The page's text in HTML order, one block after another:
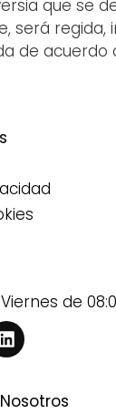
que se
será
de acuerdo
de